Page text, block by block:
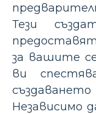
Тези
за вашите
ви
Независимо